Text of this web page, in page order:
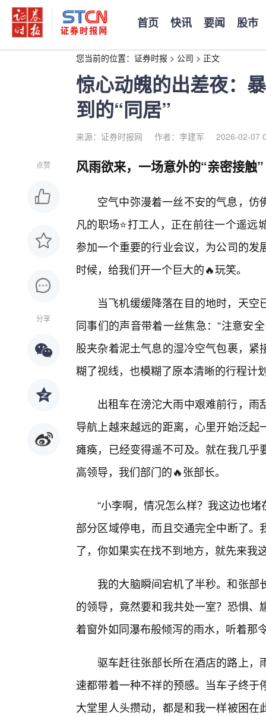
首页 快讯 要闻 股市
您当前的位置： 证券时报 > 公司 > 正文
惊心动魄的出差夜：
到的“同居”
来源：证券时报网 作者：李建军 2026-02-07
点赞
分享
风雨欲来，一场意外的“亲密接触”
空气中弥漫着一丝不安的气息，
凡的职场⭐打工人，正在前往一个遥
参加一个重要的行业会议，为公司的
时候，给我们开一个巨大的🔥玩笑。
当飞机缓缓降落在目的地时，天
同事们的声音带着一丝焦急：“注意安
股夹杂着泥土气息的湿冷空气包裹，
糊了视线，也模糊了原本清晰的行程计
出租车在滂沱大雨中艰难前行，
导航上越来越远的距离，心里开始泛
瘫痪，已经变得遥不可及。就在我几
高领导，我们部门的🔥张部长。
“小李啊，情况怎么样？我这边也
部分区域停电，而且交通完全中断了
了，你如果实在找不到地方，就先来我
我的大脑瞬间宕机了半秒。和张
的领导，竟然要和我共处一室？恐惧
着窗外如同瀑布般倾泻的雨水，听着那
驱车赶往张部长所在酒店的路上，
速都带着一种不祥的预感。当车子终
大堂里人头攒动，都是和我一样被困